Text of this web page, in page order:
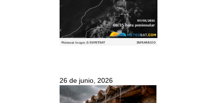
26 de junio, 2026